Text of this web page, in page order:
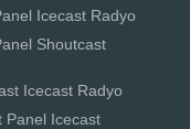
Icecast Radyo
Shoutcast
Icecast Radyo
Panel Icecast